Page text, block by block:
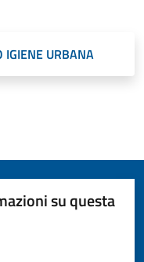
IGIENE URBANA
su questa